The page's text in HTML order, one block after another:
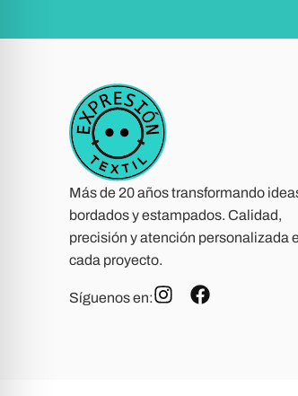
Más de 20 años transformando
bordados y estampados. Calidad,
precisión y atención personalizada
cada proyecto.
Síguenos en: